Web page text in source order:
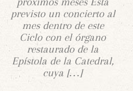
previsto un concierto al
mes dentro de este
Ciclo con el órgano
restaurado de la
Epístola de la Catedral,
cuya […]